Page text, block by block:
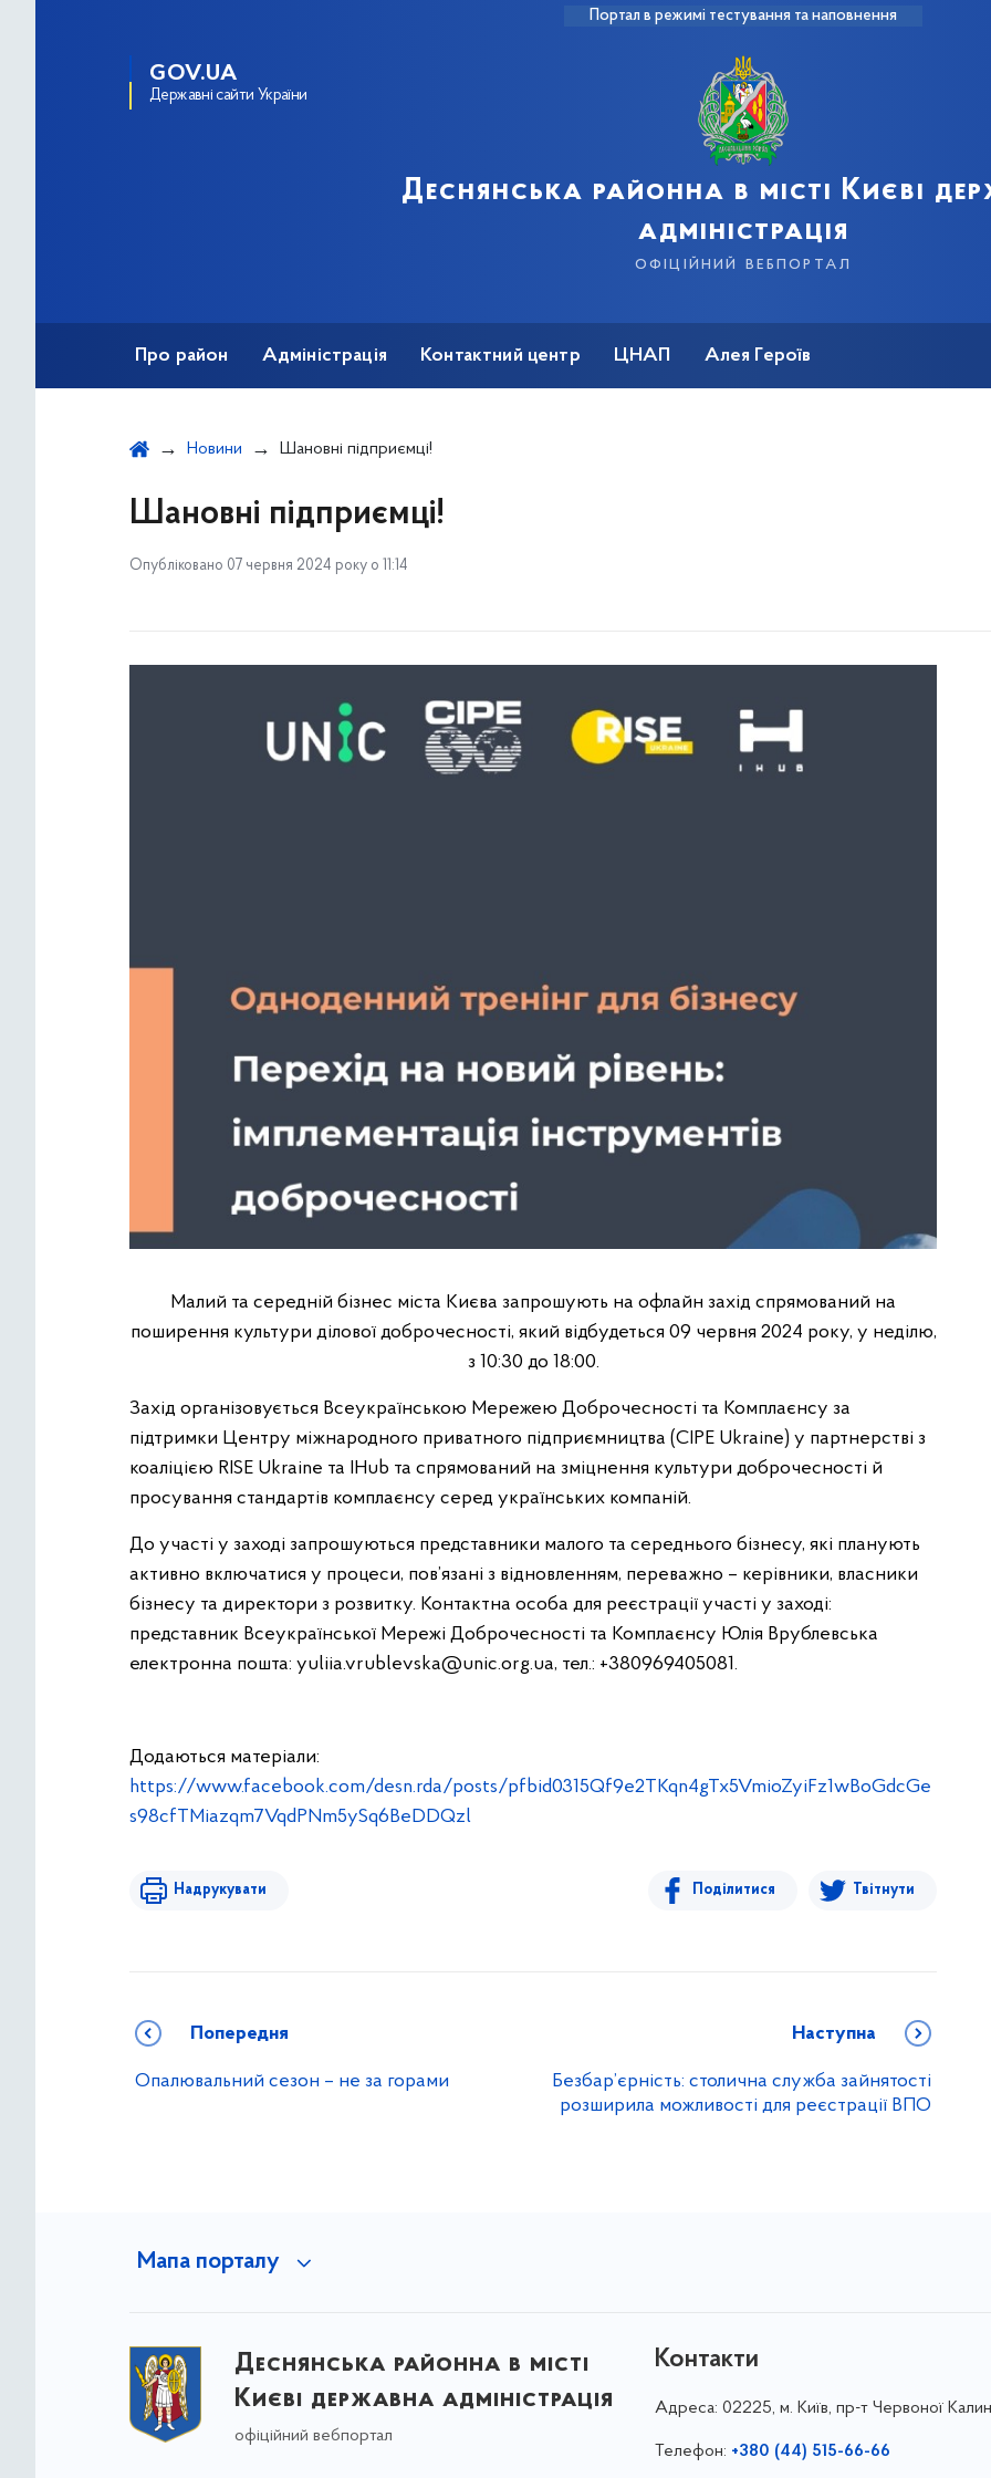
Портал в режимі тестування та наповнення
GOV.UA
Державні сайти України
Деснянська районна в місті Києві
адміністрація
офіційний вебпортал
Про район Адміністрація Контактний центр ЦНАП Алея Героїв
Новини Шановні підприємці!
Шановні підприємці!
Опубліковано 07 червня 2024 року о 11:14
Малий та середній бізнес міста Києва запрошують на офлайн захід спрямований на
поширення культури ділової доброчесності, який відбудеться 09 червня 2024 року, у неділю,
з 10:30 до 18:00.
Захід організовується Всеукраїнською Мережею Доброчесності та Комплаєнсу за
підтримки Центру міжнародного приватного підприємництва (CIPE Ukraine) у партнерстві з
коаліцією RISE Ukraine та IHub та спрямований на зміцнення культури доброчесності й
просування стандартів комплаєнсу серед українських компаній.
До участі у заході запрошуються представники малого та середнього бізнесу, які планують
активно включатися у процеси, пов’язані з відновленням, переважно – керівники, власники
бізнесу та директори з розвитку. Контактна особа для реєстрації участі у заході:
представник Всеукраїнської Мережі Доброчесності та Комплаєнсу Юлія Врублевська
електронна пошта: yuliia.vrublevska@unic.org.ua, тел.: +380969405081.
Додаються матеріали:
https://www.facebook.com/desn.rda/posts/pfbid0315Qf9e2TKqn4gTx5VmioZyiFz1wBoGdcGe
s98cfTMiazqm7VqdPNm5ySq6BeDDQzl
Надрукувати Поділитися Твітнути
Попередня
Опалювальний сезон – не за горами
Наступна
Безбар’єрність: столична служба зайнятості
розширила можливості для реєстрації ВПО
Мапа порталу
Деснянська районна в місті
Києві державна адміністрація
офіційний вебпортал
Контакти
Адреса: 02225, м. Київ, пр-т Червоної
Телефон: +380 (44) 515-66-66